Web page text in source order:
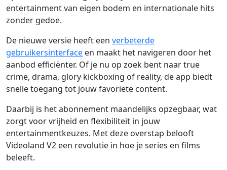
entertainment van eigen bodem en internationale hits
zonder gedoe.
De nieuwe versie heeft een verbeterde
gebruikersinterface en maakt het navigeren door het
aanbod efficiënter. Of je nu op zoek bent naar true
crime, drama, glory kickboxing of reality, de app biedt
snelle toegang tot jouw favoriete content.
Daarbij is het abonnement maandelijks opzegbaar, wat
zorgt voor vrijheid en flexibiliteit in jouw
entertainmentkeuzes. Met deze overstap belooft
Videoland V2 een revolutie in hoe je series en films
beleeft.